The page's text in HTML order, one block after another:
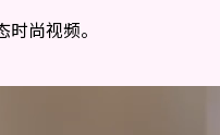
尚视频。